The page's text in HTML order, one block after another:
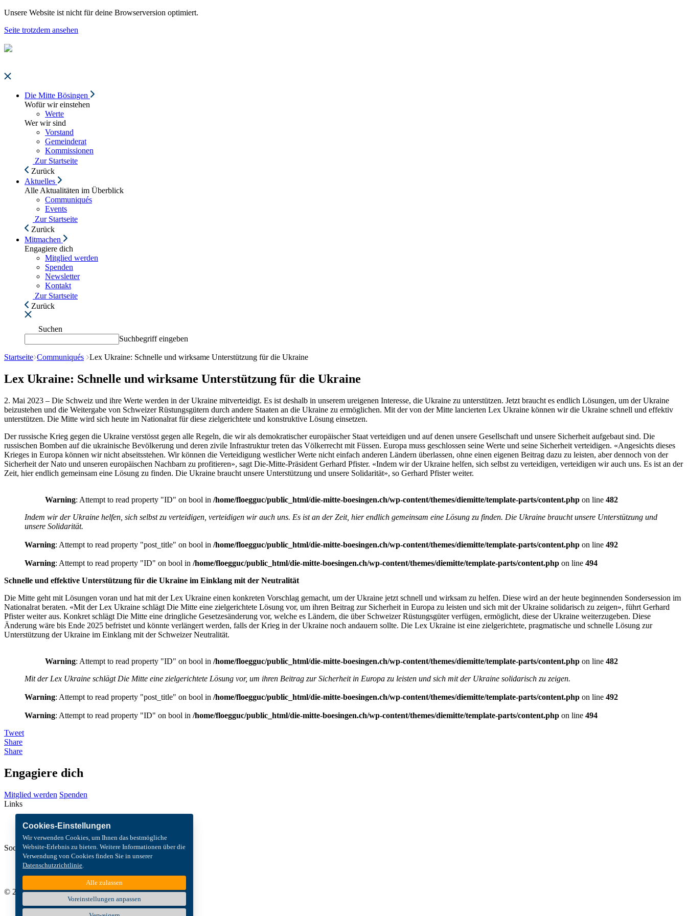
Cookies-Einstellungen
Wir verwenden Cookies, um Ihnen das bestmögliche
Website-Erlebnis zu bieten. Weitere Informationen über die
Verwendung von Cookies finden Sie in unserer
Datenschutzrichtlinie
Alle zulassen
Voreinstellungen anpassen
Unsere Website ist nicht für deine Browserversion optimiert.
Seite trotzdem ansehen
Die Mitte Bösingen
Wofür wir einstehen
Werte
Wer wir sind
Vorstand
Gemeinderat
Kommissionen
Zur Startseite
Zurück
Aktuelles
Alle Aktualitäten im Überblick
Communiqués
Events
Zur Startseite
Zurück
Mitmachen
Engagiere dich
Mitglied werden
Spenden
Newsletter
Kontakt
Zur Startseite
Zurück
Suchen
Suchbegriff eingeben
Startseite Communiqués Lex Ukraine: Schnelle und wirksame Unterstützung für die Ukraine
Lex Ukraine: Schnelle und wirksame Unterstützung für die Ukraine
2. Mai 2023 – Die Schweiz und ihre Werte werden in der Ukraine mitverteidigt. Es ist deshalb in unserem ureigenen Interesse, die Ukraine zu unterstützen. Jetzt braucht es endlich Lösungen, um der Ukraine
beizustehen und die Weitergabe von Schweizer Rüstungsgütern durch andere Staaten an die Ukraine zu ermöglichen. Mit der von der Mitte lancierten Lex Ukraine können wir die Ukraine schnell und effektiv
unterstützen. Die Mitte wird sich heute im Nationalrat für diese zielgerichtete und konstruktive Lösung einsetzen.
Der russische Krieg gegen die Ukraine verstösst gegen alle Regeln, die wir als demokratischer europäischer Staat verteidigen und auf denen unsere Gesellschaft und unsere Sicherheit aufgebaut sind. Die
russischen Bomben auf die ukrainische Bevölkerung und deren zivile Infrastruktur treten das Völkerrecht mit Füssen. Europa muss geschlossen seine Werte und seine Sicherheit verteidigen. «Angesichts dieses
Krieges in Europa können wir nicht abseitsstehen. Wir können die Verteidigung westlicher Werte nicht einfach anderen Ländern überlassen, ohne einen eigenen Beitrag dazu zu leisten, aber dennoch von der
Sicherheit der Nato und unseren europäischen Nachbarn zu profitieren», sagt Die-Mitte-Präsident Gerhard Pfister. «Indem wir der Ukraine helfen, sich selbst zu verteidigen, verteidigen wir auch uns. Es ist an der
Zeit, hier endlich gemeinsam eine Lösung zu finden. Die Ukraine braucht unsere Unterstützung und unsere Solidarität», so Gerhard Pfister weiter.
Warning: Attempt to read property "ID" on bool in /home/floegguc/public_html/die-mitte-boesingen.ch/wp-content/themes/diemitte/template-parts/content.php on line 482
Indem wir der Ukraine helfen, sich selbst zu verteidigen, verteidigen wir auch uns. Es ist an der Zeit, hier endlich gemeinsam eine Lösung zu finden. Die Ukraine braucht unsere Unterstützung und
unsere Solidarität.
Warning: Attempt to read property "post_title" on bool in /home/floegguc/public_html/die-mitte-boesingen.ch/wp-content/themes/diemitte/template-parts/content.php on line 492
Warning: Attempt to read property "ID" on bool in /home/floegguc/public_html/die-mitte-boesingen.ch/wp-content/themes/diemitte/template-parts/content.php on line 494
Schnelle und effektive Unterstützung für die Ukraine im Einklang mit der Neutralität
Die Mitte geht mit Lösungen voran und hat mit der Lex Ukraine einen konkreten Vorschlag gemacht, um der Ukraine jetzt schnell und wirksam zu helfen. Diese wird an der heute beginnenden Sondersession im
Nationalrat beraten. «Mit der Lex Ukraine schlägt Die Mitte eine zielgerichtete Lösung vor, um ihren Beitrag zur Sicherheit in Europa zu leisten und sich mit der Ukraine solidarisch zu zeigen», führt Gerhard
Pfister weiter aus. Konkret schlägt Die Mitte eine dringliche Gesetzesänderung vor, welche es Ländern, die über Schweizer Rüstungsgüter verfügen, ermöglicht, diese der Ukraine weiterzugeben. Diese
Änderung wäre bis Ende 2025 befristet und könnte verlängert werden, falls der Krieg in der Ukraine noch andauern sollte. Die Lex Ukraine ist eine zielgerichtete, pragmatische und schnelle Lösung zur
Unterstützung der Ukraine im Einklang mit der Schweizer Neutralität.
Warning: Attempt to read property "ID" on bool in /home/floegguc/public_html/die-mitte-boesingen.ch/wp-content/themes/diemitte/template-parts/content.php on line 482
Mit der Lex Ukraine schlägt Die Mitte eine zielgerichtete Lösung vor, um ihren Beitrag zur Sicherheit in Europa zu leisten und sich mit der Ukraine solidarisch zu zeigen.
Warning: Attempt to read property "post_title" on bool in /home/floegguc/public_html/die-mitte-boesingen.ch/wp-content/themes/diemitte/template-parts/content.php on line 492
Warning: Attempt to read property "ID" on bool in /home/floegguc/public_html/die-mitte-boesingen.ch/wp-content/themes/diemitte/template-parts/content.php on line 494
Tweet
Share
Share
Engagiere dich
Mitglied werden Spenden
Links
Kontakt
Newsletter
Social Media
© 2026 Die Mitte
Cookies Settings